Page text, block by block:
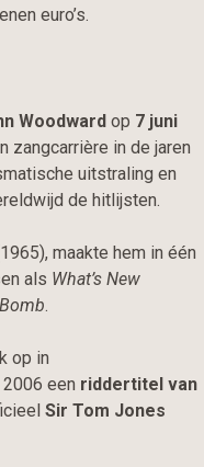
euro’s.
Woodward op 7 juni
zangcarrière in de jaren
uitstraling en
de hitlijsten.
maakte hem in één
als What’s New
.
op in
een riddertitel van
Sir Tom Jones